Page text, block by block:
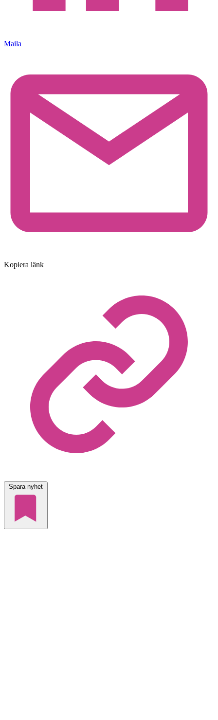
Maila
Kopiera länk
Spara nyhet